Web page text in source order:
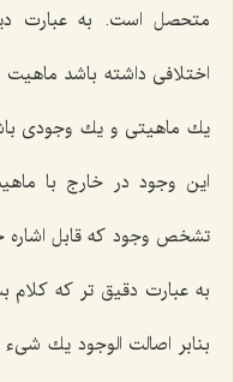
متحصل است. به عبارت
اختلافى داشته باشد
یك ماهیتى و یك وجودى
این وجود در خارج با
تشخص وجود كه قابل
به عبارت دقیق تر كه كلام
بنابر اصالت الوجود یك